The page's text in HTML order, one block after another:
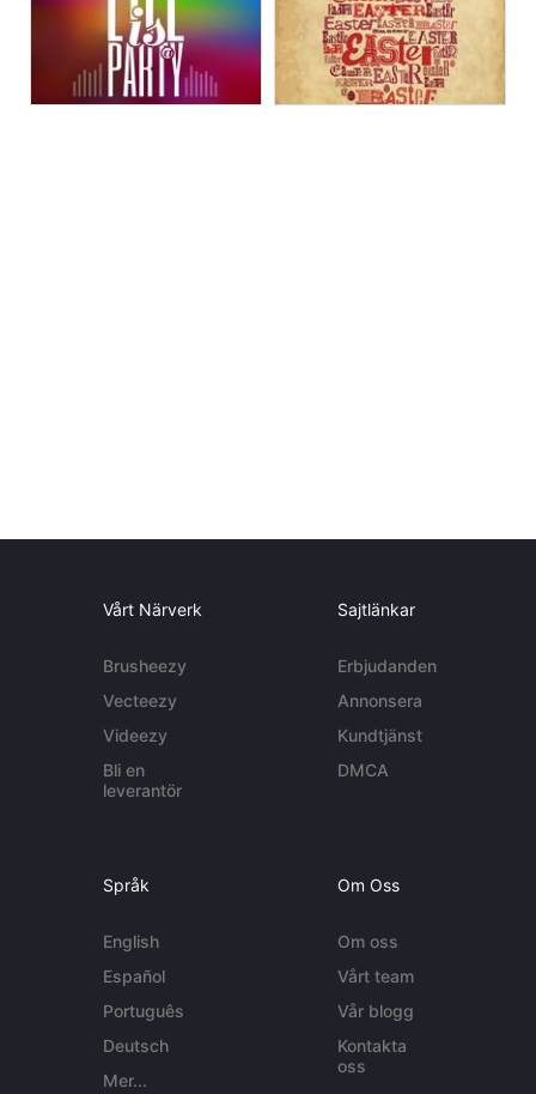
Vårt Närverk
Brusheezy
Vecteezy
Videezy
Bli en
leverantör
Sajtlänkar
Erbjudanden
Annonsera
Kundtjänst
DMCA
Språk
English
Español
Português
Deutsch
Mer...
Om Oss
Om oss
Vårt team
Vår blogg
Kontakta
oss